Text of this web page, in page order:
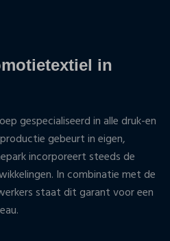
in
gespecialiseerd in alle druk-en
gebeurt in eigen,
incorporeert steeds de
In combinatie met de
staat dit garant voor een